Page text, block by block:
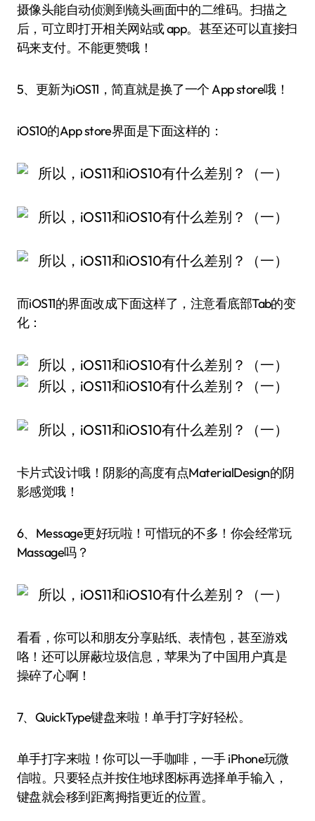
摄像头能自动侦测到镜头画面中的二维码。扫描之
后，可立即打开相关网站或 app。甚至还可以直接扫
码来支付。不能更赞哦！
5、更新为iOS11，简直就是换了一个 App store哦！
iOS10的App store界面是下面这样的：
而iOS11的界面改成下面这样了，注意看底部Tab的变
化：
卡片式设计哦！阴影的高度有点MaterialDesign的阴
影感觉哦！
6、Message更好玩啦！可惜玩的不多！你会经常玩
Massage吗？
看看，你可以和朋友分享贴纸、表情包，甚至游戏
咯！还可以屏蔽垃圾信息，苹果为了中国用户真是
操碎了心啊！
7、QuickType键盘来啦！单手打字好轻松。
单手打字来啦！你可以一手咖啡，一手 iPhone玩微
信啦。只要轻点并按住地球图标再选择单手输入，
键盘就会移到距离拇指更近的位置。